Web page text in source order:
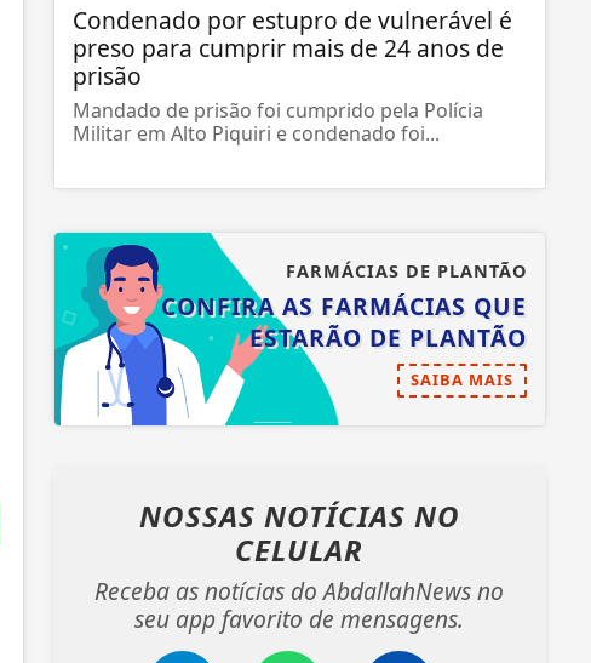
Condenado por estupro de vulnerável é
preso para cumprir mais de 24 anos de
prisão
Mandado de prisão foi cumprido pela Polícia
Militar em Alto Piquiri e condenado foi...
FARMÁCIAS DE PLANTÃO
CONFIRA AS FARMÁCIAS QUE
ESTARÃO DE PLANTÃO
SAIBA MAIS
NOSSAS NOTÍCIAS NO
CELULAR
Receba as notícias do AbdallahNews no
seu app favorito de mensagens.